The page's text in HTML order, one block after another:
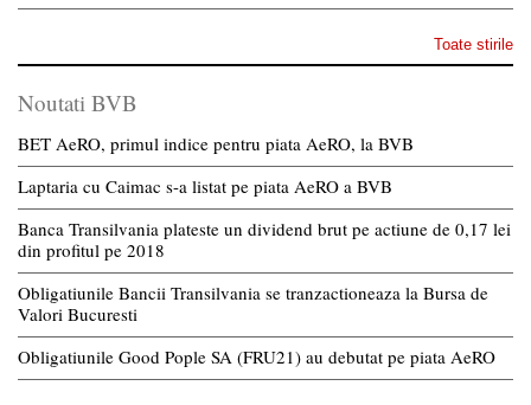
Toate stirile
Noutati BVB
BET AeRO, primul indice pentru piata AeRO, la BVB
Laptaria cu Caimac s-a listat pe piata AeRO a BVB
Banca Transilvania plateste un dividend brut pe actiune de 0,17 lei
din profitul pe 2018
Obligatiunile Bancii Transilvania se tranzactioneaza la Bursa de
Valori Bucuresti
Obligatiunile Good Pople SA (FRU21) au debutat pe piata AeRO